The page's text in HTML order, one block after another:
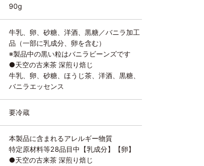
90g
牛乳、卵、砂糖、洋酒、黒糖／バニラ加工
品（一部に乳成分、卵を含む）
※製品中の黒い粒はバニラビーンズです
●天空の古来茶 深煎り焙じ
牛乳、卵、砂糖、ほうじ茶、洋酒、黒糖、
バニラエッセンス
要冷蔵
本製品に含まれるアレルギー物質
特定原材料等28品目中【乳成分】【卵】
●天空の古来茶 深煎り焙じ